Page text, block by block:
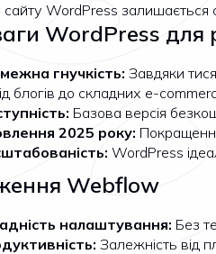
WordPress залишається
WordPress для
гнучкість:Завдяки
блогів до складних e-
Базова версія
2025 року:
WordPress
Webflow
налаштування: Без
Залежність від